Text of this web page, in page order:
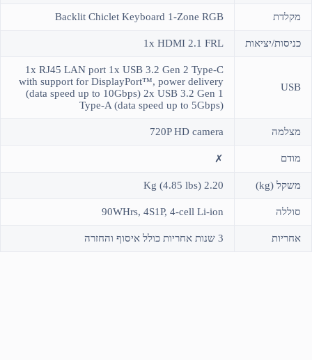
מקלדת Backlit Chiclet Keyboard 1-Zone RGB
כניסות/יציאות 1x HDMI 2.1 FRL
USB
1x RJ45 LAN port 1x USB 3.2 Gen 2 Type-C
with support for DisplayPort™, power delivery
(data speed up to 10Gbps) 2x USB 3.2 Gen 1
Type-A (data speed up to 5Gbps)
מצלמה 720P HD camera
מודם ✗
משקל (kg) 2.20 Kg (4.85 lbs)
סוללה 90WHrs, 4S1P, 4-cell Li-ion
אחריות 3 שנות אחריות כולל איסוף והחזרה